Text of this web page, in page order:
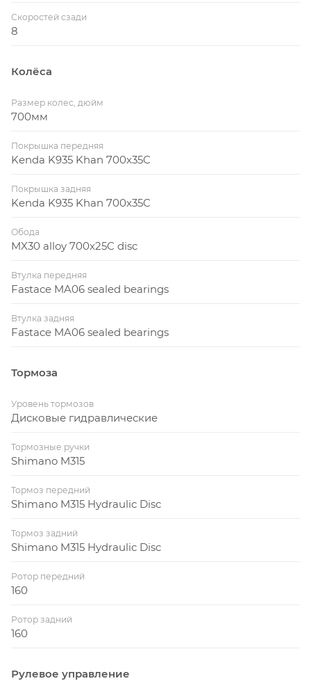
Скоростей сзади
8
Колёса
Размер колес, дюйм
700мм
Покрышка передняя
Kenda K935 Khan 700x35C
Покрышка задняя
Kenda K935 Khan 700x35C
Обода
MX30 alloy 700x25C disc
Втулка передняя
Fastace MA06 sealed bearings
Втулка задняя
Fastace MA06 sealed bearings
Тормоза
Уровень тормозов
Дисковые гидравлические
Тормозные ручки
Shimano M315
Тормоз передний
Shimano M315 Hydraulic Disc
Тормоз задний
Shimano M315 Hydraulic Disc
Ротор передний
160
Ротор задний
160
Рулевое управление